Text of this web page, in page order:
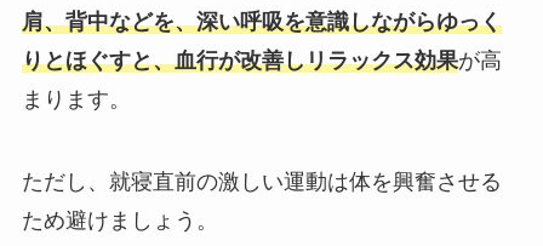
肩、背中などを、深い呼吸を意識しながらゆっく
りとほぐすと、血行が改善しリラックス効果が高
まります。
ただし、就寝直前の激しい運動は体を興奮させる
ため避けましょう。